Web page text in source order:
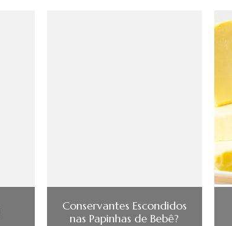
Conservantes Escondidos
nas Papinhas de Bebê?